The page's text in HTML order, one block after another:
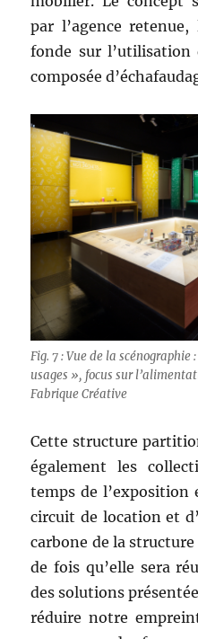
par l’agence
fonde sur l’utilisation
composée
Fig. 7 : Vue de la scénographie
usages », focus sur
Fabrique Créative
Cette structure
également les
temps de l’exposition
circuit de location et
carbone de la
de fois qu’elle sera
des solutions
réduire notre